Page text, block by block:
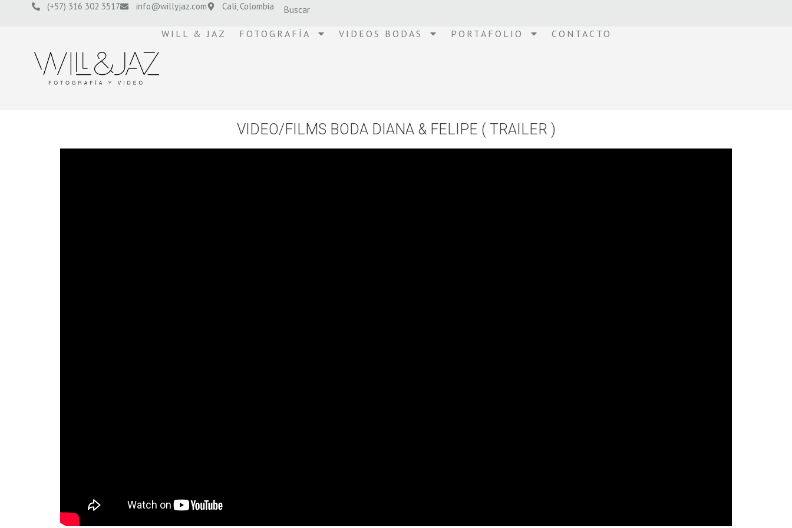
(+57) 316 302 3517 info@willyjaz.com Cali, Colombia
WILL & JAZ FOTOGRAFÍA VIDEOS BODAS PORTAFOLIO CONTACTO
VIDEO/FILMS BODA DIANA & FELIPE ( TRAILER )